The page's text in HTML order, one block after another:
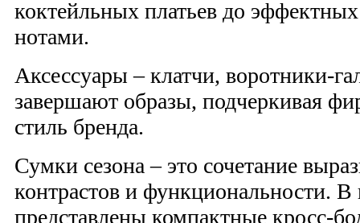
коктейльных платьев до
нотами.
Аксессуары – клатчи, воротники-
завершают образы, подчеркивая
стиль бренда.
Сумки сезона – это сочетание
контрастов и функциональности. В
представлены компактные кросс-